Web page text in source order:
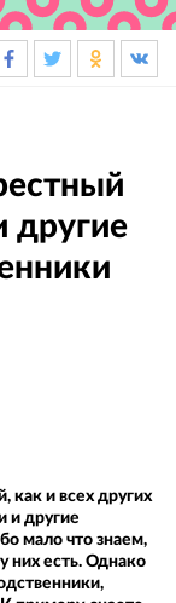
другие
как и всех других
и другие
мало что знаем,
них есть. Однако